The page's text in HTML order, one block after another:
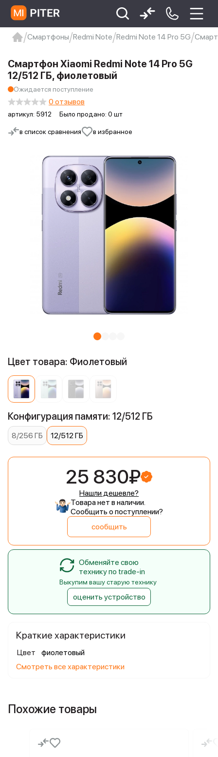
Xiaomi 9 про
xiaomi redmi 12c
Смартфоны Redmi Note Redmi Note 14 Pro 5G
в список сравнения в избранное
Смартфон Xiaomi Redmi Note 14 Pro 5G
12/512 ГБ, фиолетовый
Ожидается поступление
артикул: 5912 Было продано: 0 шт
0 отзывов
Краткие характеристики
Цвет
фиолетовый
Смотреть все характеристики
Цвет товара: Фиолетовый
Конфигурация памяти: 12/512 ГБ
8/256 ГБ 12/512 ГБ
25 830₽
Нашли дешевле?
Товара нет в наличии.
Сообщить о поступлении?
сообщить
Обменяйте свою
технику по trade-in
Выкупим вашу старую технику
оценить устройство
Похожие товары